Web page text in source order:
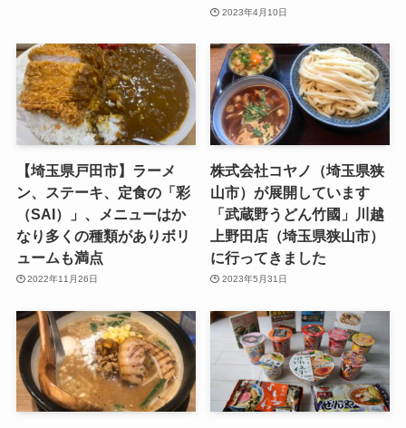
2023年4月10日
【埼玉県戸田市】ラーメ
ン、ステーキ、定食の「彩
（SAI）」、メニューはか
なり多くの種類がありボリ
ュームも満点
2022年11月26日
株式会社コヤノ（埼玉県狭
山市）が展開しています
「武蔵野うどん竹國」川越
上野田店（埼玉県狭山市）
に行ってきました
2023年5月31日